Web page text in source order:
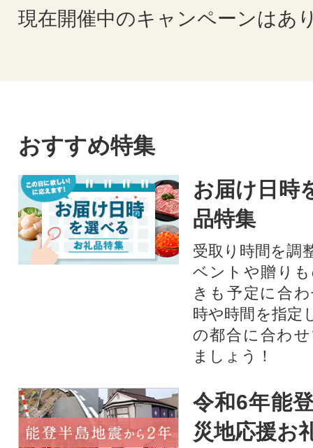
現在開催中のキャンペーンはあ
おすすめ特集
お届け日時
品特集
受取り時間を調
ベントや贈り
きも予定に合
時や時間を指定
の都合に合わ
ましょう！
令和6年能
災地応援お